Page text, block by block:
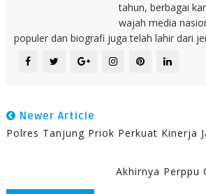
tahun, berbagai
wajah media
populer dan biografi juga telah lahir dari
Newer Article
Polres Tanjung Priok Perkuat Kinerja
Akhirnya Perppu